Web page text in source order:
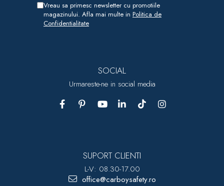
Vreau sa primesc newsletter cu promotiile
magazinului. Afla mai multe in Politica de
Confidentialitate
SOCIAL
Urmareste-ne in social media
SUPORT CLIENTI
L-V: 08.30-17.00
office@carboysafety.ro